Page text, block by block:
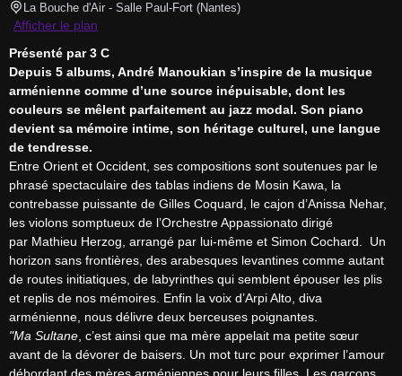
La Bouche d'Air - Salle Paul-Fort (Nantes)
Afficher le plan
Présenté par 3 C
Depuis 5 albums, André Manoukian s’inspire de la musique
arménienne comme d’une source inépuisable, dont les
couleurs se mêlent parfaitement au jazz modal. Son piano
devient sa mémoire intime, son héritage culturel, une langue
de tendresse.
Entre Orient et Occident, ses compositions sont soutenues par le
phrasé spectaculaire des tablas indiens de Mosin Kawa, la
contrebasse puissante de Gilles Coquard, le cajon d’Anissa Nehar,
les violons somptueux de l’Orchestre Appassionato dirigé
par Mathieu Herzog, arrangé par lui-même et Simon Cochard.  Un
horizon sans frontières, des arabesques levantines comme autant
de routes initiatiques, de labyrinthes qui semblent épouser les plis
et replis de nos mémoires. Enfin la voix d’Arpi Alto, diva
"Ma Sultane , c’est ainsi que ma mère appelait ma petite sœur
avant de la dévorer de baisers. Un mot turc pour exprimer l’amour